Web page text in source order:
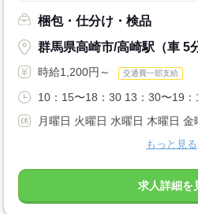
梱包・仕分け・検品
群馬県高崎市/高崎駅（車 5
時給1,200円～ 交通費一部支給
10：15〜18：30 13：30〜19：
月曜日 火曜日 水曜日 木曜日
もっと見る
求人詳細を